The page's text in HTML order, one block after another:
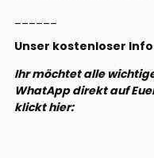
Unser kostenloser
Ihr möchtet alle
WhatApp direkt auf
klickt hier: